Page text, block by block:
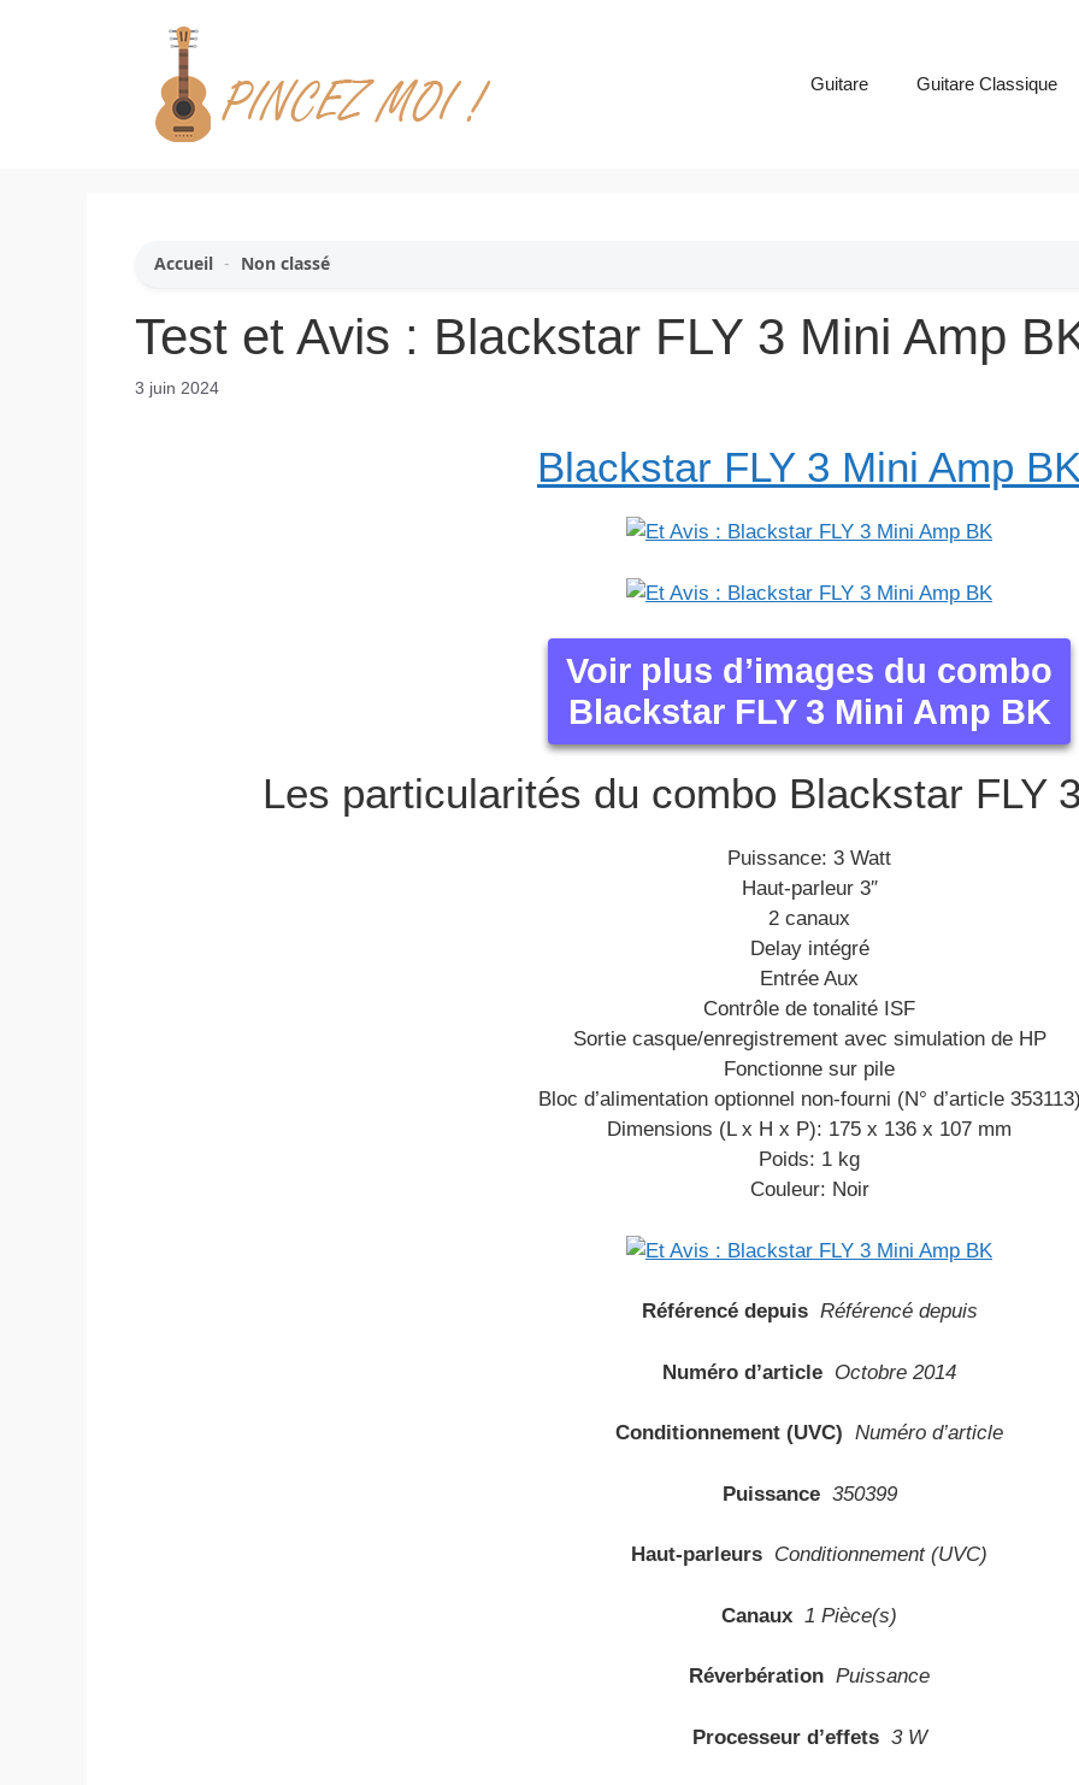
Guitare Guitare Classique
Accueil - Non classé
Test et Avis : Blackstar FLY 3 Mini Amp
3 juin 2024
Blackstar FLY 3 Mini Amp
Voir plus d’images du combo
Blackstar FLY 3 Mini Amp BK
Les particularités du combo Blackstar FLY
Puissance: 3 Watt
Haut-parleur 3″
2 canaux
Delay intégré
Entrée Aux
Contrôle de tonalité ISF
Sortie casque/enregistrement avec simulation de HP
Fonctionne sur pile
Bloc d’alimentation optionnel non-fourni (N° d’article
Dimensions (L x H x P): 175 x 136 x 107 mm
Poids: 1 kg
Couleur: Noir
Référencé depuis Référencé depuis
Numéro d’article Octobre 2014
Conditionnement (UVC) Numéro d’article
Puissance 350399
Haut-parleurs Conditionnement (UVC)
Canaux 1 Pièce(s)
Réverbération Puissance
Processeur d’effets 3 W